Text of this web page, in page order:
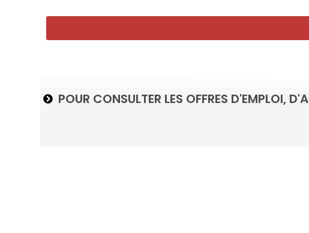
POUR CONSULTER LES OFFRES D'EMPLOI,